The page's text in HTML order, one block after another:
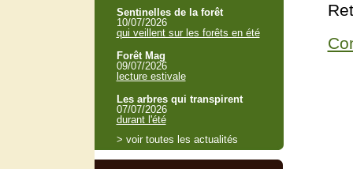
Sentinelles de la forêt
10/07/2026
qui veillent sur les forêts en été
Forêt Mag
09/07/2026
lecture estivale
Les arbres qui transpirent
07/07/2026
durant l'été
> voir toutes les actualités